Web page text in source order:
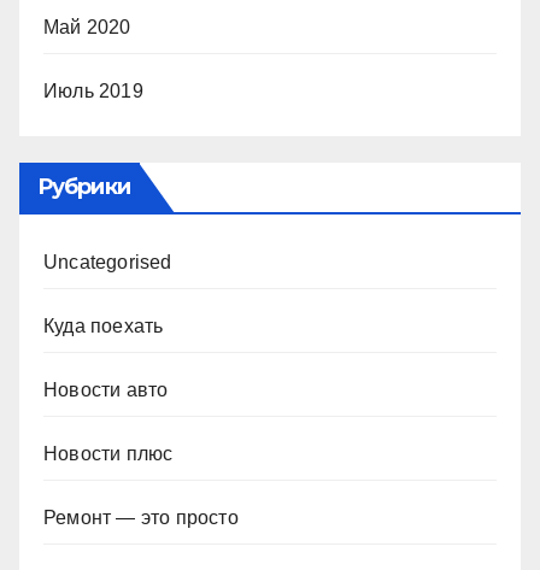
Май 2020
Июль 2019
Рубрики
Uncategorised
Куда поехать
Новости авто
Новости плюс
Ремонт — это просто